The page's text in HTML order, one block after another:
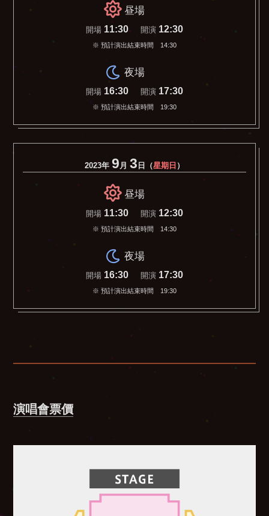
昼場
開場 11:30 開演 12:30
※ 預計演出結束時間 14:30
夜場
開場 16:30 開演 17:30
※ 預計演出結束時間 19:30
2023年 9 月 3 日（星期日 ）
昼場
開場 11:30 開演 12:30
※ 預計演出結束時間 14:30
夜場
開場 16:30 開演 17:30
※ 預計演出結束時間 19:30
演唱會票價